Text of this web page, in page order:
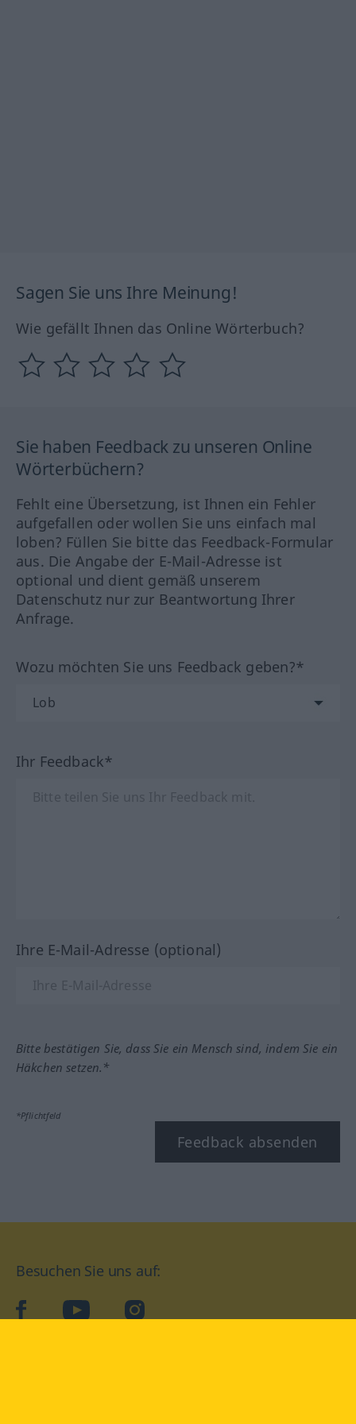
Sagen Sie uns Ihre Meinung!
Wie gefällt Ihnen das Online Wörterbuch?
Sie haben Feedback zu unseren Online
Wörterbüchern?
Fehlt eine Übersetzung, ist Ihnen ein Fehler
aufgefallen oder wollen Sie uns einfach mal
loben? Füllen Sie bitte das Feedback-Formular
aus. Die Angabe der E-Mail-Adresse ist
optional und dient gemäß unserem
Datenschutz nur zur Beantwortung Ihrer
Anfrage.
Wozu möchten Sie uns Feedback geben?*
Ihr Feedback*
Ihre E-Mail-Adresse (optional)
Bitte bestätigen Sie, dass Sie ein Mensch sind, indem Sie ein
Häkchen setzen.*
*Pflichtfeld
Feedback absenden
Besuchen Sie uns auf:
facebookYouTube Instagram